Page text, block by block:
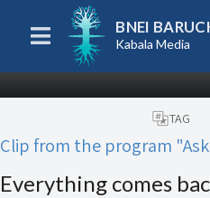
BNEI
Kabala Media
TAG
Clip from the program
Everything comes